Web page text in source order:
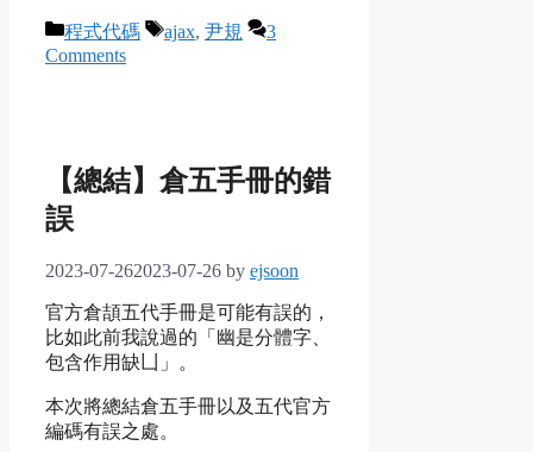
Categories
程式代碼 Tags
ajax, 尹規
3
Comments
【總結】倉五手冊的錯
誤
2023-07-262023-07-26 by ejsoon
官方倉頡五代手冊是可能有誤的，
比如此前我說過的「幽是分體字、
包含作用缺凵」。
本次將總結倉五手冊以及五代官方
編碼有誤之處。